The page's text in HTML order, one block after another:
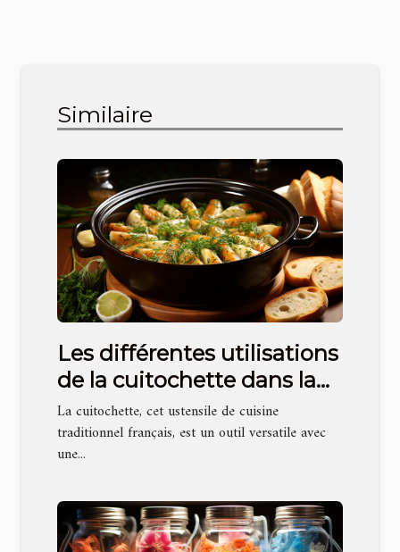
Similaire
Les différentes utilisations
de la cuitochette dans la
cuisine traditionnelle
française
La cuitochette, cet ustensile de cuisine
traditionnel français, est un outil versatile avec
une...